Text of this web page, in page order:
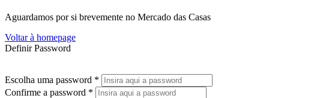
Aguardamos por si brevemente no Mercado das Casas
Voltar à homepage
Definir Password
Escolha uma password *
Confirme a password *